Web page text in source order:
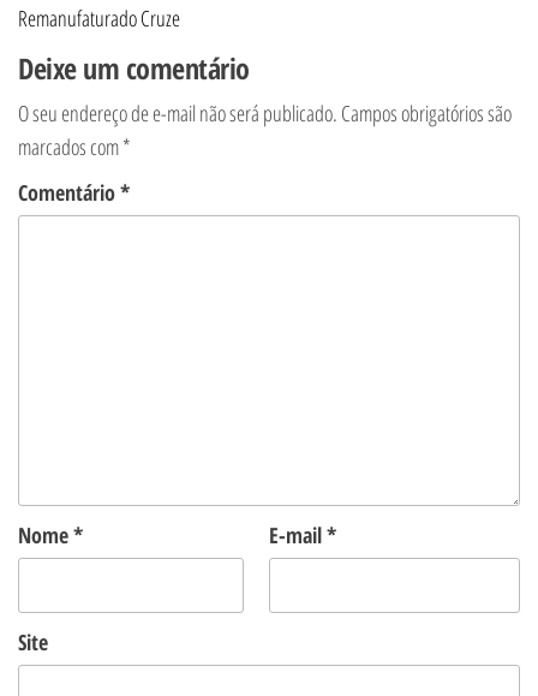
Remanufaturado Cruze
Deixe um comentário
O seu endereço de e-mail não será publicado. Campos obrigatórios são
marcados com*
Comentário*
Nome* E-mail*
Site